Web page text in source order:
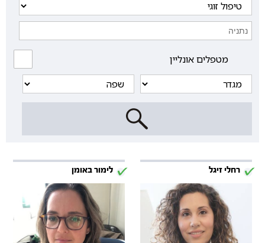
מטפלים אונליין
רחלי זיגל לימור באומן